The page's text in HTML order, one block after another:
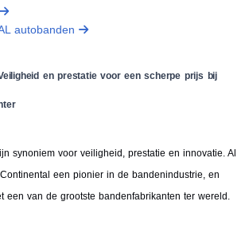
autobanden
en prestatie voor een scherpe prijs bij
synoniem voor veiligheid, prestatie en innovatie. Al
een pionier in de bandenindustrie, en
een van de grootste bandenfabrikanten ter wereld.